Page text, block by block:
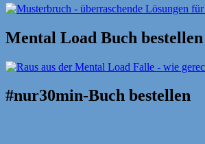
Mental Load Buch bestellen
#nur30min-Buch bestellen